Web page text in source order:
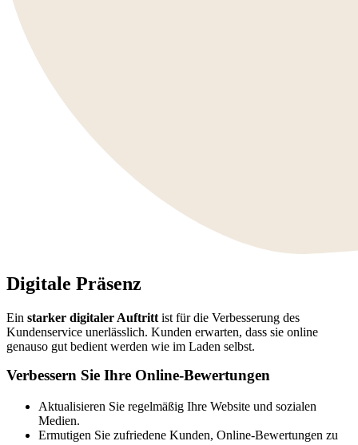
Digitale Präsenz
Ein starker digitaler Auftritt ist für die Verbesserung des
Kundenservice unerlässlich. Kunden erwarten, dass sie online
genauso gut bedient werden wie im Laden selbst.
Verbessern Sie Ihre Online-Bewertungen
Aktualisieren Sie regelmäßig Ihre Website und sozialen
Medien.
Ermutigen Sie zufriedene Kunden, Online-Bewertungen zu